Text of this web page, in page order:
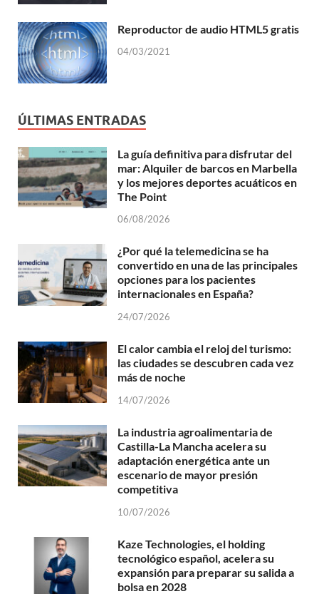
Reproductor de audio HTML5 gratis
04/03/2021
ÚLTIMAS ENTRADAS
La guía definitiva para disfrutar del
mar: Alquiler de barcos en Marbella
y los mejores deportes acuáticos en
The Point
06/08/2026
¿Por qué la telemedicina se ha
convertido en una de las principales
opciones para los pacientes
internacionales en España?
24/07/2026
El calor cambia el reloj del turismo:
las ciudades se descubren cada vez
más de noche
14/07/2026
La industria agroalimentaria de
Castilla-La Mancha acelera su
adaptación energética ante un
escenario de mayor presión
competitiva
10/07/2026
Kaze Technologies, el holding
tecnológico español, acelera su
expansión para preparar su salida a
bolsa en 2028